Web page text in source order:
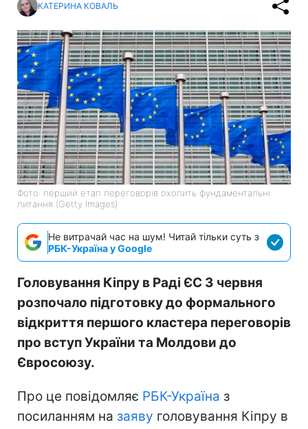
КАТЕРИНА КОВАЛЬ
Фото: перший етап переговорів охопить фундаментальні
питання (Getty Images)
Не витрачай час на шум! Читай тільки суть з
РБК-Україна у Google
Головування Кіпру в Раді ЄС 3 червня
розпочало підготовку до формального
відкриття першого кластера переговорів
про вступ України та Молдови до
Євросоюзу.
Про це повідомляє РБК-Україна з
посиланням на заяву головування Кіпру в